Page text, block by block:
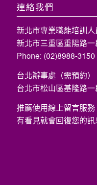
連絡我們
新北市專業職能培訓
新北市三重區重陽路
Phone: (02)8988-3150
台北辦事處（需預約）
台北市松山區基隆路
推薦使用線上留言服
有看見就會回復您的訊